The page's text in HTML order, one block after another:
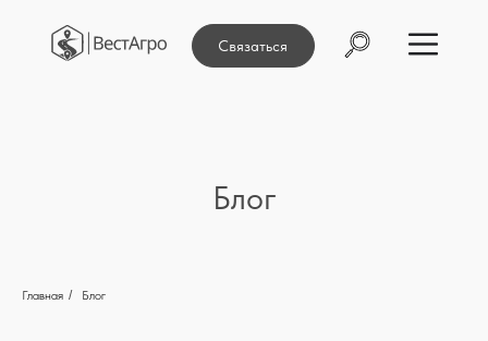
Связаться
Блог
Главная / Блог